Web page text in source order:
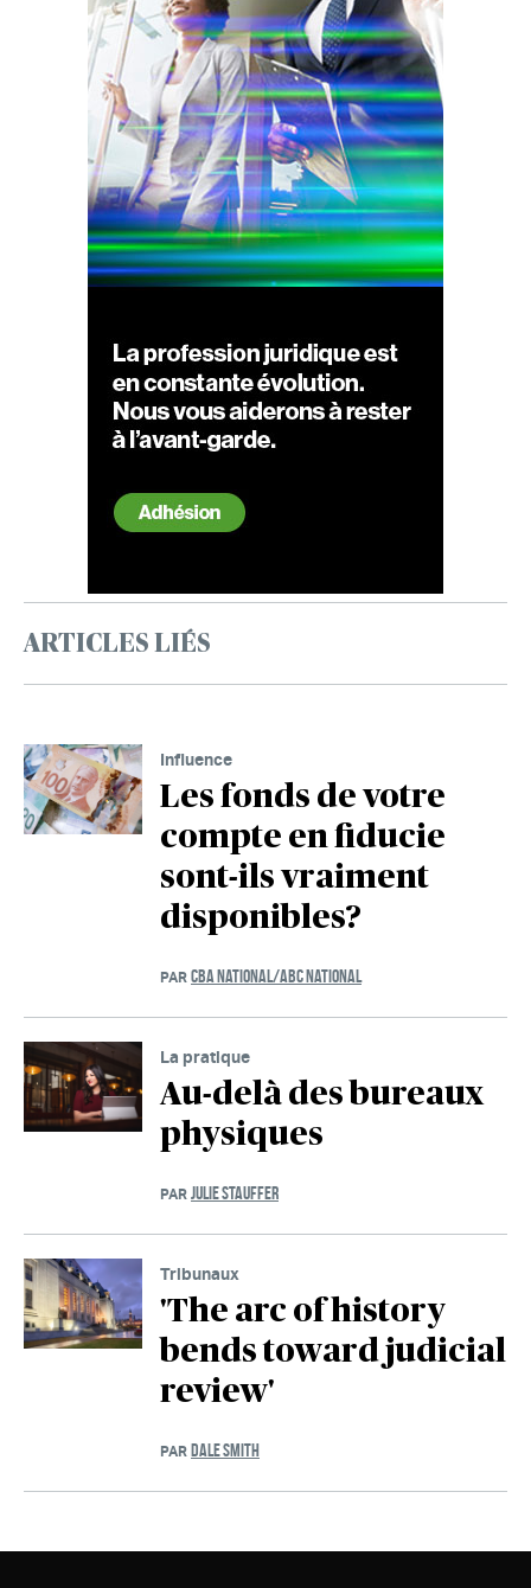
ARTICLES LIÉS
Influence
Les fonds de votre
compte en fiducie
sont-ils vraiment
disponibles?
PAR CBA NATIONAL/ABC NATIONAL
La pratique
Au-delà des bureaux
physiques
PAR JULIE STAUFFER
Tribunaux
'The arc of history
bends toward judicial
review'
PAR DALE SMITH